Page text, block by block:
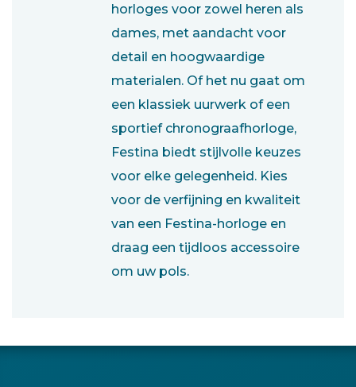
horloges voor zowel heren als
dames, met aandacht voor
detail en hoogwaardige
materialen. Of het nu gaat om
een klassiek uurwerk of een
sportief chronograafhorloge,
Festina biedt stijlvolle keuzes
voor elke gelegenheid. Kies
voor de verfijning en kwaliteit
van een Festina-horloge en
draag een tijdloos accessoire
om uw pols.